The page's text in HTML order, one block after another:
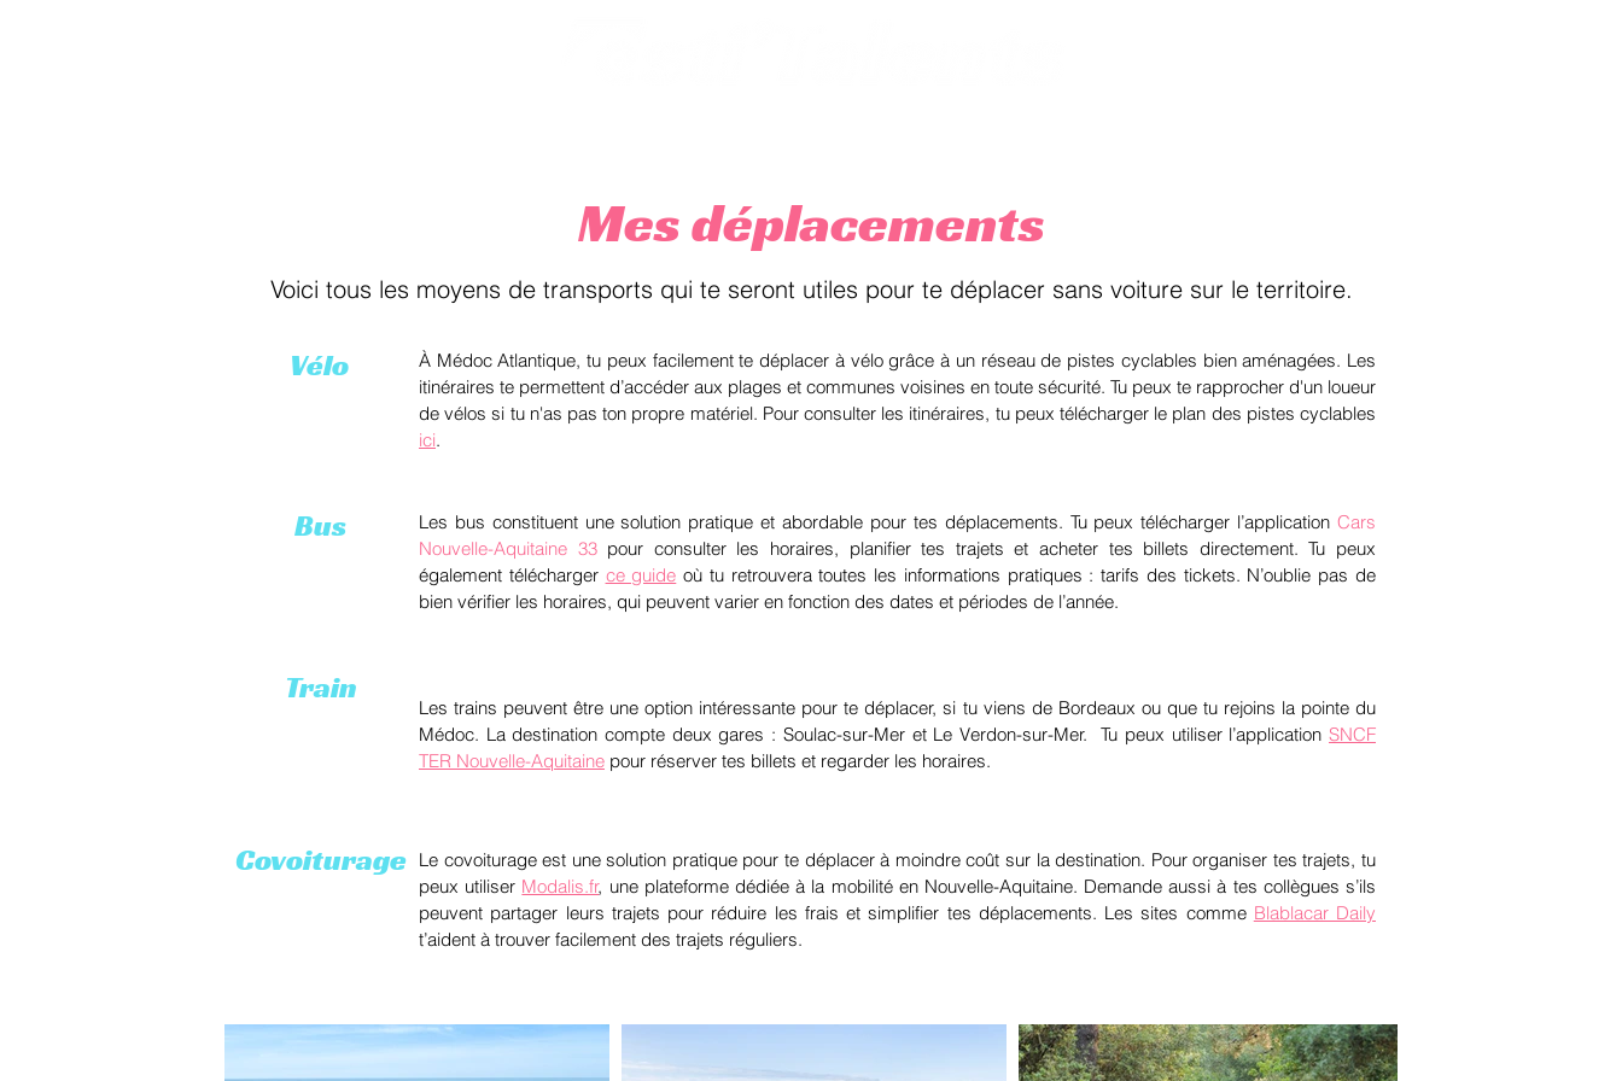
Mes déplacements
Voici tous les moyens de transports qui te seront utiles pour te déplacer sans voiture sur le territoire.
À Médoc Atlantique, tu peux facilement te déplacer à vélo grâce à un réseau de pistes cyclables bien aménagées. Les
itinéraires te permettent d’accéder aux plages et communes voisines en toute sécurité. Tu peux te rapprocher d'un loueur
de vélos si tu n'as pas ton propre matériel. Pour consulter les itinéraires, tu peux télécharger le plan des pistes cyclables
ici.
Vélo
Bus Les bus constituent une solution pratique et abordable pour tes déplacements. Tu peux télécharger l’application Cars
Nouvelle-Aquitaine 33pour consulter les horaires, planifier tes trajets et acheter tes billets directement. Tu peux
également télécharger ce guide où tu retrouvera toutes les informations pratiques : tarifs des tickets. N’oublie pas de
bien vérifier les horaires, qui peuvent varier en fonction des dates et périodes de l’année.
Train
Les trains peuvent être une option intéressante pour te déplacer, si tu viens de Bordeaux ou que tu rejoins la pointe du
Médoc. La destination compte deux gares : Soulac-sur-Mer et Le Verdon-sur-Mer.
Tu peux utiliser l’application SNCF
TER Nouvelle-Aquitaine pour réserver tes billets et regarder les horaires.
Le covoiturage est une solution pratique pour te déplacer à moindre coût surla destination. Pour organiser tes trajets, tu
peux utiliser Modalis.fr, une plateforme dédiée à la mobilité en Nouvelle-Aquitaine. Demande aussi à tes collègues s’ils
peuvent partager leurs trajets pour réduire les frais et simplifier tes déplacements. Les sites comme Blablacar Daily
t’aident à trouver facilement des trajets réguliers.
Covoiturage